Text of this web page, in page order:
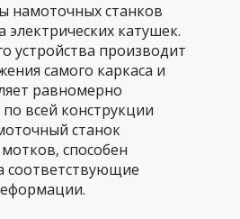
намоточных станков
катушек.
устройства производит
самого каркаса и
равномерно
всей конструкции
станок
способен
соответствующие